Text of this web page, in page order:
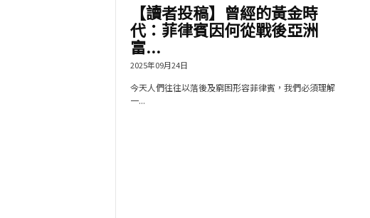
【讀者投稿】曾經的黃金時
代：菲律賓因何從戰後亞洲
富...
2025年09月24日
今天人們往往以落後及窮困形容菲律賓，我們必須理解
一...